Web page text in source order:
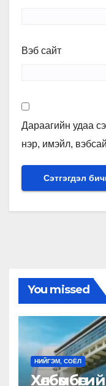
Вэб сайт
Дараагийн удаа
нэр, имэйл,
You missed
НИЙГЭМ, СОЁЛ